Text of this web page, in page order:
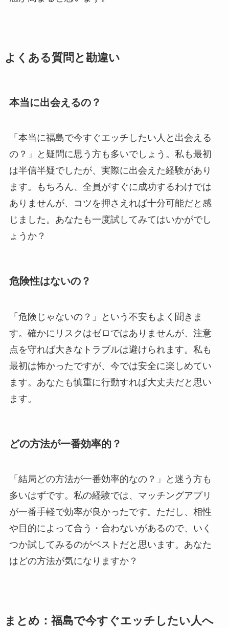
よくある質問と勘違い
本当に出会えるの？
「本当に福島で今すぐエッチしたい人と出会える
の？」と疑問に思う方も多いでしょう。私も最初
は半信半疑でしたが、実際に出会えた経験があり
ます。もちろん、全員がすぐに成功するわけでは
ありませんが、コツを押さえれば十分可能だと感
じました。あなたも一度試してみてはいかがでし
ょうか？
危険性はないの？
「危険じゃないの？」という不安もよく聞きま
す。確かにリスクはゼロではありませんが、注意
点を守れば大きなトラブルは避けられます。私も
最初は怖かったですが、今では安全に楽しめてい
ます。あなたも慎重に行動すれば大丈夫だと思い
ます。
どの方法が一番効率的？
「結局どの方法が一番効率的なの？」と迷う方も
多いはずです。私の経験では、マッチングアプリ
が一番手軽で効率が良かったです。ただし、相性
や目的によって合う・合わないがあるので、いく
つか試してみるのがベストだと思います。あなた
はどの方法が気になりますか？
まとめ：福島で今すぐエッチしたい人へ